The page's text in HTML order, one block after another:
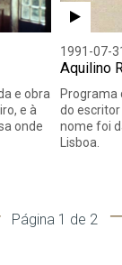
e obra
e à
onde
1991-07-
Aquilino
Programa
do escritor
nome foi
Lisboa.
Página 1 de 2